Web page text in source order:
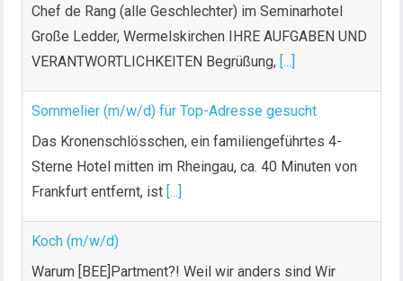
Chef de Rang (alle Geschlechter) im Seminarhotel
Große Ledder, Wermelskirchen IHRE AUFGABEN UND
VERANTWORTLICHKEITEN Begrüßung, [...]
Sommelier (m/w/d) für Top-Adresse gesucht
Das Kronenschlösschen, ein familiengeführtes 4-
Sterne Hotel mitten im Rheingau, ca. 40 Minuten von
Frankfurt entfernt, ist [...]
Koch (m/w/d)
Warum [BEE]Partment?! Weil wir anders sind Wir